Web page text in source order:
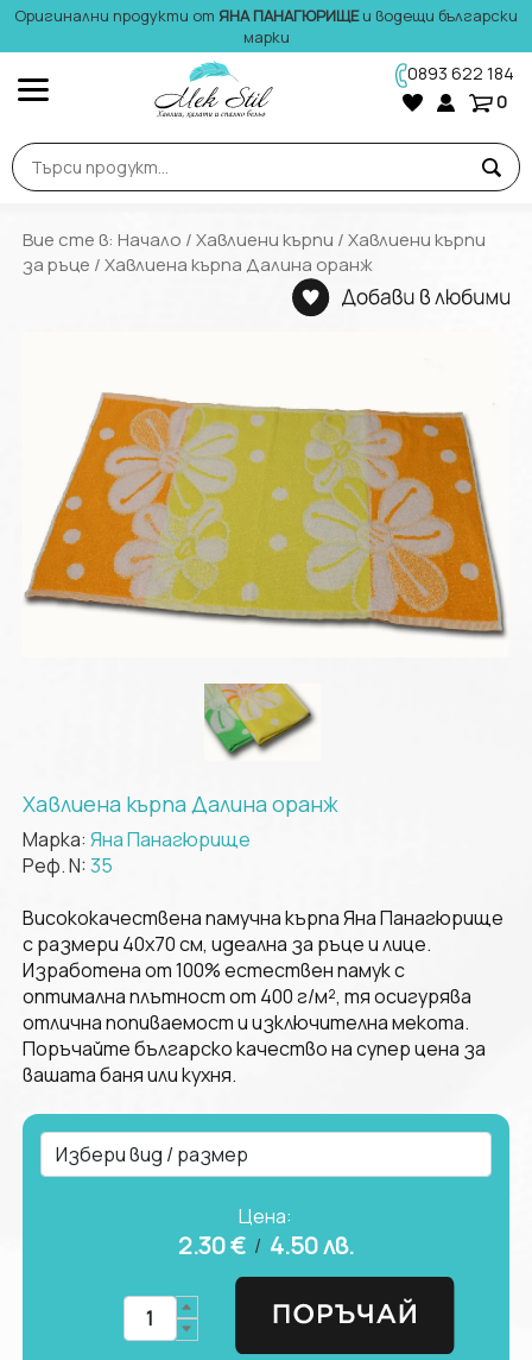
Оригинални продукти от ЯНА ПАНАГЮРИЩЕи водещи български
марки
0893 622 184
0
Вие сте в: Начало /Хавлиени кърпи /Хавлиени кърпи
за ръце / Хавлиена кърпа Далина оранж
Хавлиена кърпа Далина оранж
Марка: Яна Панагюрище
Реф. N:35
Висококачествена памучна кърпа Яна Панагюрище
с размери 40х70 см, идеална за ръце и лице.
Изработена от 100% естествен памук с
оптимална плътност от 400 г/м², тя осигурява
отлична попиваемост и изключителна мекота.
Поръчайте българско качество на супер цена за
вашата баня или кухня.
Цена:
2.30 € / 4.50лв.